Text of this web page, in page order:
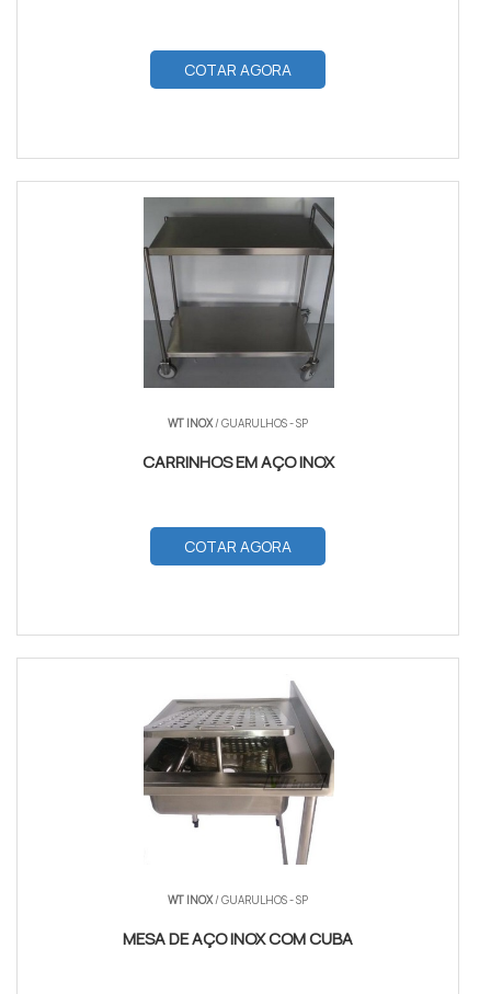
COTAR AGORA
WT INOX/ GUARULHOS - SP
CARRINHOS EM AÇO INOX
COTAR AGORA
WT INOX/ GUARULHOS - SP
MESA DE AÇO INOX COM CUBA